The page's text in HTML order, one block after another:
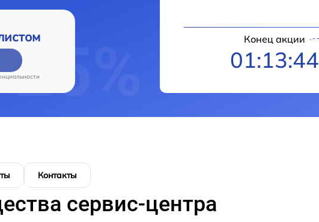
Конец акции
01:13:43
Контакты
сервис-центра